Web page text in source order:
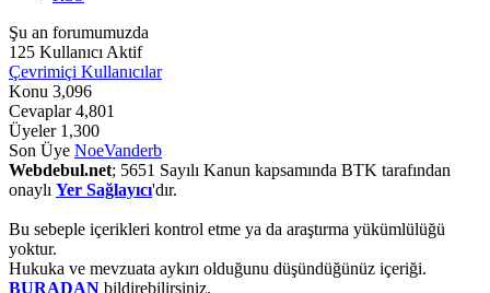
Şu an forumumuzda
125 Kullanıcı Aktif
Çevrimiçi Kullanıcılar
Konu 3,096
Cevaplar4,801
Üyeler 1,300
Son Üye NoeVanderb
Webdebul.net; 5651 Sayılı Kanun kapsamında BTK tarafından
onaylı Yer Sağlayıcı'dır.
Bu sebeple içerikleri kontrol etme ya da araştırma yükümlülüğü
yoktur.
Hukuka ve mevzuata aykırı olduğunu düşündüğünüz içeriği.
BURADAN bildirebilirsiniz.